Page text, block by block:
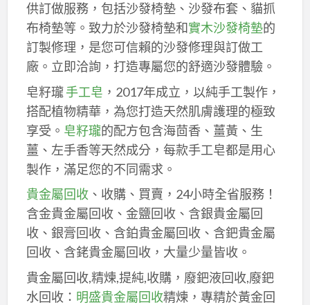
供訂做服務，包括沙發椅墊、沙發布套、貓抓
布椅墊等。致力於沙發椅墊和實木沙發椅墊的
訂製修理，是您可信賴的沙發修理與訂做工
廠。立即洽詢，打造專屬您的舒適沙發體驗。
皂籽瓏手工皂 ，2017年成立，以純手工製作，
搭配植物精華，為您打造天然肌膚護理的極致
享受。 皂籽瓏的配方包含海茴香、薑黃、生
薑、左手香等天然成分，每款手工皂都是用心
製作，滿足您的不同需求。
貴金屬回收、收購、買賣，24小時全省服務！
含金貴金屬回收、金鹽回收、含銀貴金屬回
收、銀膏回收、含鉑貴金屬回收、含鈀貴金屬
回收、含銠貴金屬回收，大量少量皆收。
貴金屬回收,精煉,提純,收購，廢鈀液回收,廢鈀
水回收： 明盛貴金屬回收精煉，專精於黃金回